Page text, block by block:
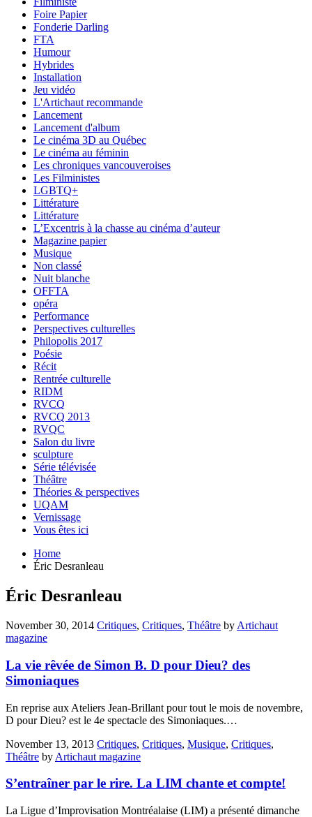
Foire Papier
Fonderie Darling
FTA
Humour
Hybrides
Installation
Jeu vidéo
L'Artichaut recommande
Lancement
Lancement d'album
Le cinéma 3D au Québec
Le cinéma au féminin
Les chroniques vancouveroises
Les Filministes
LGBTQ+
Littérature
Littérature
L’Excentris à la chasse au cinéma d’auteur
Magazine papier
Musique
Non classé
Nuit blanche
OFFTA
opéra
Performance
Perspectives culturelles
Philopolis 2017
Poésie
Récit
Rentrée culturelle
RIDM
RVCQ
RVCQ 2013
RVQC
Salon du livre
sculpture
Série télévisée
Théâtre
Théories & perspectives
UQAM
Vernissage
Vous êtes ici
Home
Éric Desranleau
Éric Desranleau
November 30, 2014 Critiques, Critiques, Théâtre by Artichaut
magazine
La vie rêvée de Simon B. D pour Dieu? des
Simoniaques
En reprise aux Ateliers Jean-Brillant pour tout le mois de novembre,
D pour Dieu? est le 4e spectacle des Simoniaques.…
November 13, 2013 Critiques, Critiques, Musique, Critiques,
Théâtre by Artichaut magazine
S’entraîner par le rire. La LIM chante et compte!
La Ligue d’Improvisation Montréalaise (LIM) a présenté dimanche